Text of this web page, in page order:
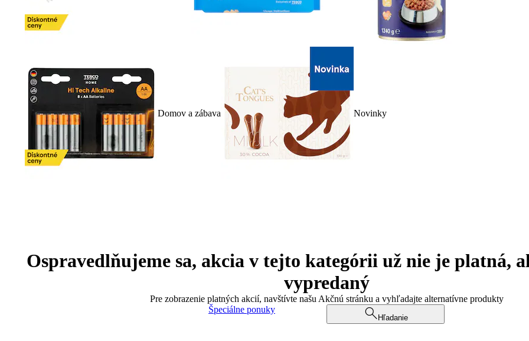
Domov a zábava Novinky
Ospravedlňujeme sa, akcia v tejto kategórii už nie je platná,
vypredaný
Pre zobrazenie platných akcií, navštívte našu Akčnú stránku a vyhľadajte alternatívne produkty
Špeciálne ponuky
Hľadanie